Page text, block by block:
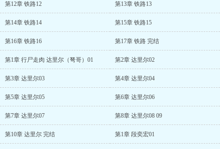
第12章 铁路12 第13章 铁路13
第14章 铁路14 第15章 铁路15
第16章 铁路16 第17章 铁路 完结
第1章 行尸走肉 达里尔（弩哥）01 第2章 达里尔02
第3章 达里尔03 第4章 达里尔04
第5章 达里尔05 第6章 达里尔06
第7章 达里尔07 第8章 达里尔08 09
第10章 达里尔 完结 第1章 段奕宏01